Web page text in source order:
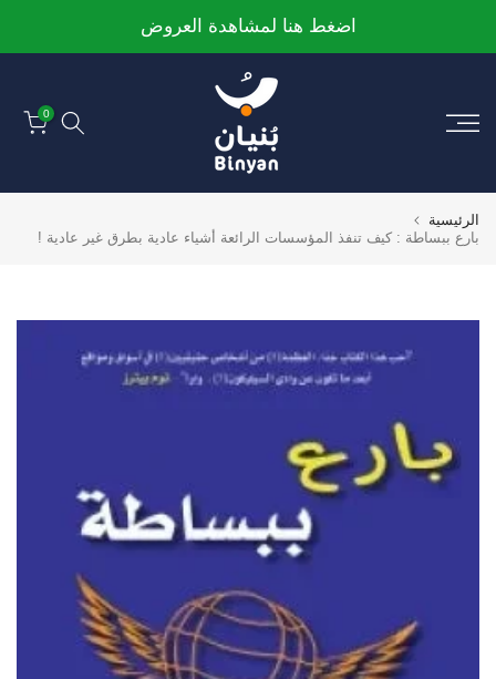
إلى
اضغط هنا لمشاهدة العروض
0
الرئيسية
بارع ببساطة : كيف تنفذ المؤسسات الرائعة أشياء عادية بطرق غير عادية !